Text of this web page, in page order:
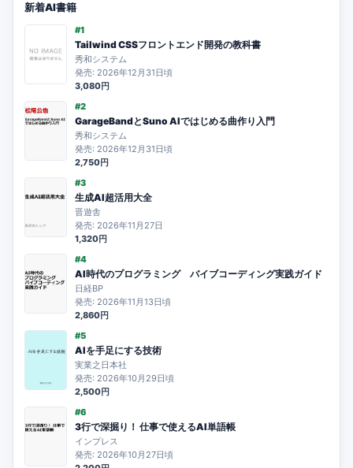
新着AI書籍
#1
Tailwind CSSフロントエンド開発の教科書
秀和システム
発売: 2026年12月31日頃
3,080円
#2
GarageBandとSuno AIではじめる曲作り入門
秀和システム
発売: 2026年12月31日頃
2,750円
#3
生成AI超活用大全
晋遊舎
発売: 2026年11月27日
1,320円
#4
AI時代のプログラミング バイブコーディング実践ガイド
日経BP
発売: 2026年11月13日頃
2,860円
#5
AIを手足にする技術
実業之日本社
発売: 2026年10月29日頃
2,500円
#6
3行で深掘り！ 仕事で使えるAI単語帳
インプレス
発売: 2026年10月27日頃